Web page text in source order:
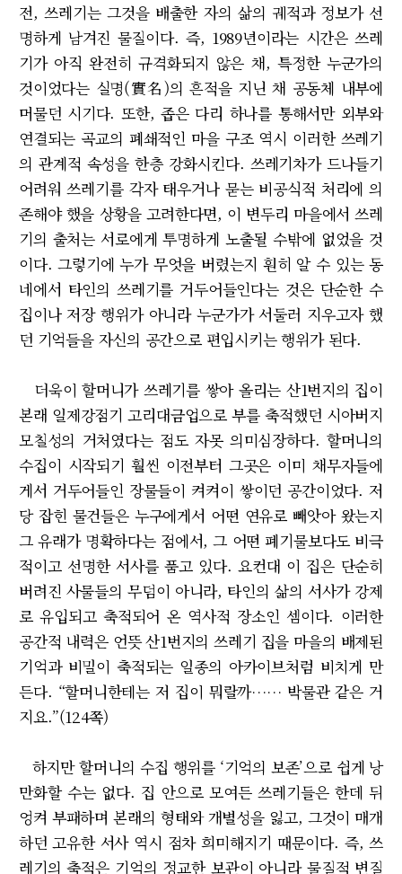
전, 쓰레기는 그것을 배출한 자의 삶의 궤적과 정보가 선
명하게 남겨진 물질이다. 즉, 1989년이라는 시간은 쓰레
기가 아직 완전히 규격화되지 않은 채, 특정한 누군가의
것이었다는 실명(實名)의 흔적을 지닌 채 공동체 내부에
머물던 시기다. 또한, 좁은 다리 하나를 통해서만 외부와
연결되는 곡교의 폐쇄적인 마을 구조 역시 이러한 쓰레기
의 관계적 속성을 한층 강화시킨다. 쓰레기차가 드나들기
어려워 쓰레기를 각자 태우거나 묻는 비공식적 처리에 의
존해야 했을 상황을 고려한다면, 이 변두리 마을에서 쓰레
기의 출처는 서로에게 투명하게 노출될 수밖에 없었을 것
이다. 그렇기에 누가 무엇을 버렸는지 훤히 알 수 있는 동
네에서 타인의 쓰레기를 거두어들인다는 것은 단순한 수
집이나 저장 행위가 아니라 누군가가 서둘러 지우고자 했
던 기억들을 자신의 공간으로 편입시키는 행위가 된다.
더욱이 할머니가 쓰레기를 쌓아 올리는 산1번지의 집이
본래 일제강점기 고리대금업으로 부를 축적했던 시아버지
모칠성의 거처였다는 점도 자못 의미심장하다. 할머니의
수집이 시작되기 훨씬 이전부터 그곳은 이미 채무자들에
게서 거두어들인 장물들이 켜켜이 쌓이던 공간이었다. 저
당 잡힌 물건들은 누구에게서 어떤 연유로 빼앗아 왔는지
그 유래가 명확하다는 점에서, 그 어떤 폐기물보다도 비극
적이고 선명한 서사를 품고 있다. 요컨대 이 집은 단순히
버려진 사물들의 무덤이 아니라, 타인의 삶의 서사가 강제
로 유입되고 축적되어 온 역사적 장소인 셈이다. 이러한
공간적 내력은 언뜻 산1번지의 쓰레기 집을 마을의 배제된
기억과 비밀이 축적되는 일종의 아카이브처럼 비치게 만
든다. “할머니한테는 저 집이 뭐랄까…… 박물관 같은 거
지요.”(124쪽)
하지만 할머니의 수집 행위를 ‘기억의 보존’으로 쉽게 낭
만화할 수는 없다. 집 안으로 모여든 쓰레기들은 한데 뒤
엉켜 부패하며 본래의 형태와 개별성을 잃고, 그것이 매개
하던 고유한 서사 역시 점차 희미해지기 때문이다. 즉, 쓰
레기의 축적은 기억의 정교한 보관이 아니라 물질적 변질